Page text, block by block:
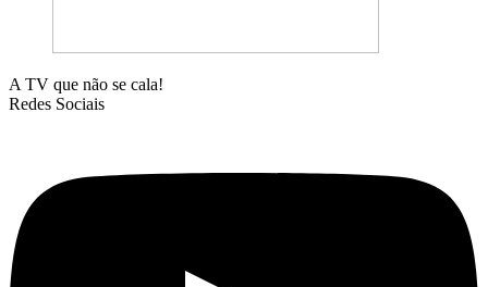
A TV que não se cala!
Redes Sociais